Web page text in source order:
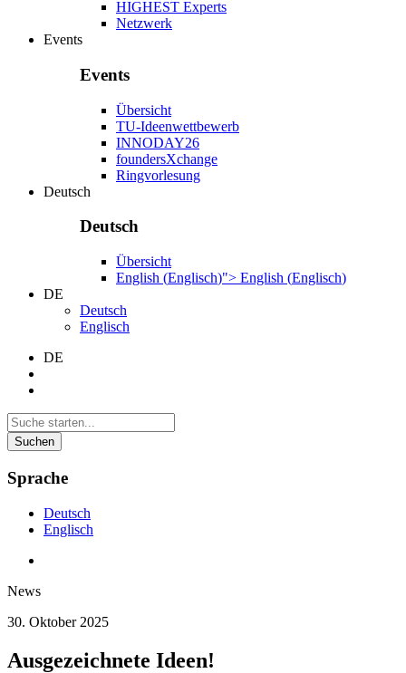
HIGHEST Experts
Netzwerk
Events
Events
Übersicht
TU-Ideenwettbewerb
INNODAY26
foundersXchange
Ringvorlesung
Deutsch
Deutsch
Übersicht
English (Englisch)"> English (Englisch)
DE
Deutsch
Englisch
DE
Suchen
Sprache
Deutsch
Englisch
News
30. Oktober 2025
Ausgezeichnete Ideen!